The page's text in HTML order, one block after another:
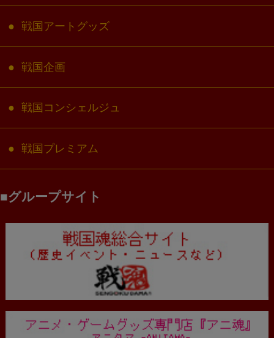
戦国アートグッズ
戦国企画
戦国コンシェルジュ
戦国プレミアム
グループサイト